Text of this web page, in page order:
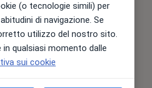
Ago
Mer,
12 Ago
Gio,
13 Ago
(o tecnologie simili) per
di navigazione. Se
utilizzo del nostro sito.
qualsiasi momento dalle
sui cookie